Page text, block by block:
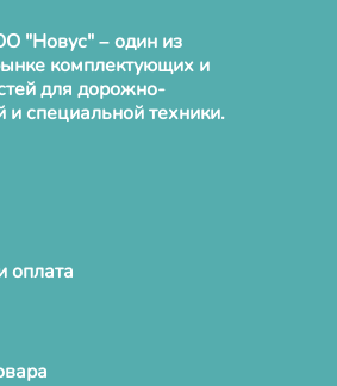
"Новус" – один из
комплектующих и
для дорожно-
и специальной техники.
оплата